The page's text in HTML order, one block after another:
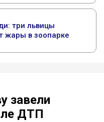
завели
ДТП